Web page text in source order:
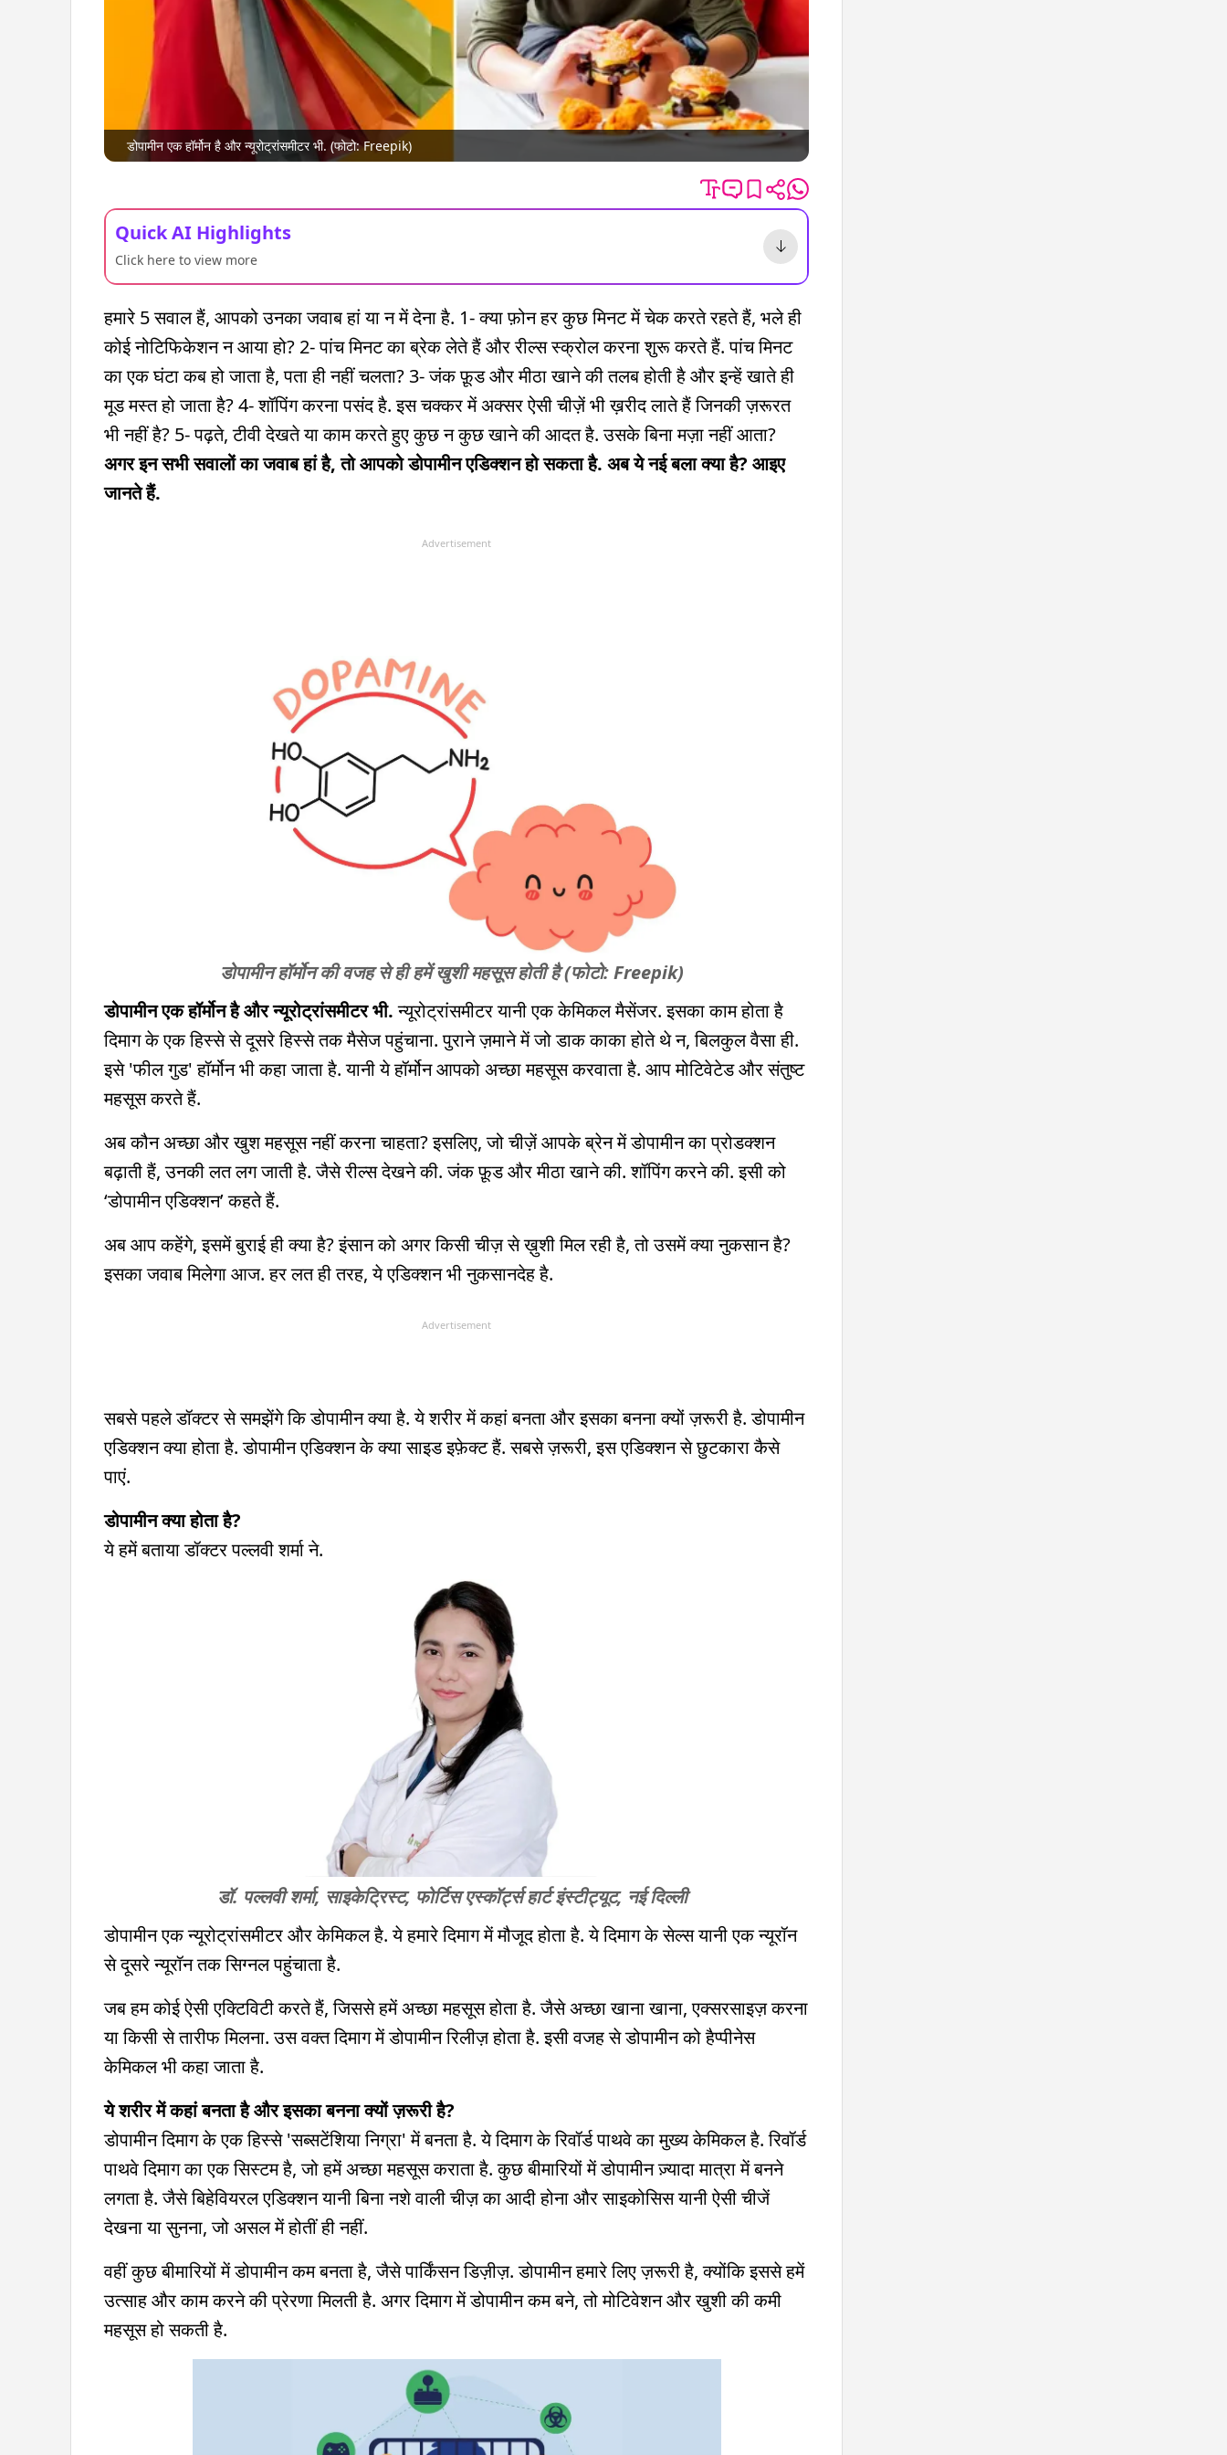
डोपामीन एक हॉर्मोन है और न्यूरोट्रांसमीटर भी. (फोटो: Freepik)
Quick AI Highlights
Click here to view more
हमारे 5 सवाल हैं, आपको उनका जवाब हां या न में देना है. 1- क्या फ़ोन हर कुछ मिनट में चेक करते रहते हैं, भले ही
कोई नोटिफिकेशन न आया हो? 2- पांच मिनट का ब्रेक लेते हैं और रील्स स्क्रोल करना शुरू करते हैं. पांच मिनट
का एक घंटा कब हो जाता है, पता ही नहीं चलता? 3- जंक फ़ूड और मीठा खाने की तलब होती है और इन्हें खाते ही
मूड मस्त हो जाता है? 4- शॉपिंग करना पसंद है. इस चक्कर में अक्सर ऐसी चीज़ें भी ख़रीद लाते हैं जिनकी ज़रूरत
भी नहीं है? 5- पढ़ते, टीवी देखते या काम करते हुए कुछ न कुछ खाने की आदत है. उसके बिना मज़ा नहीं आता?
अगर इन सभी सवालों का जवाब हां है, तो आपको डोपामीन एडिक्शन हो सकता है. अब ये नई बला क्या है? आइए
जानते हैं.
Advertisement
डोपामीन हॉर्मोन की वजह से ही हमें खुशी महसूस होती है (फोटो: Freepik)
डोपामीन एक हॉर्मोन है और न्यूरोट्रांसमीटर भी.न्यूरोट्रांसमीटर यानी एक केमिकल मैसेंजर. इसका काम होता है
दिमाग के एक हिस्से से दूसरे हिस्से तक मैसेज पहुंचाना. पुराने ज़माने में जो डाक काका होते थे न, बिलकुल वैसा ही.
इसे 'फील गुड' हॉर्मोन भी कहा जाता है. यानी ये हॉर्मोन आपको अच्छा महसूस करवाता है. आप मोटिवेटेड और संतुष्ट
महसूस करते हैं.
अब कौन अच्छा और खुश महसूस नहीं करना चाहता? इसलिए, जो चीज़ें आपके ब्रेन में डोपामीन का प्रोडक्शन
बढ़ाती हैं, उनकी लत लग जाती है. जैसे रील्स देखने की. जंक फ़ूड और मीठा खाने की. शॉपिंग करने की. इसी को
‘डोपामीन एडिक्शन’ कहते हैं.
अब आप कहेंगे, इसमें बुराई ही क्या है? इंसान को अगर किसी चीज़ से ख़ुशी मिल रही है, तो उसमें क्या नुकसान है?
इसका जवाब मिलेगा आज. हर लत ही तरह, ये एडिक्शन भी नुकसानदेह है.
Advertisement
सबसे पहले डॉक्टर से समझेंगे कि डोपामीन क्या है. ये शरीर में कहां बनता और इसका बनना क्यों ज़रूरी है. डोपामीन
एडिक्शन क्या होता है. डोपामीन एडिक्शन के क्या साइड इफ़ेक्ट हैं. सबसे ज़रूरी, इस एडिक्शन से छुटकारा कैसे
पाएं.
डोपामीन क्या होता है?
ये हमें बताया डॉक्टर पल्लवी शर्मा ने.
डॉ. पल्लवी शर्मा, साइकेट्रिस्ट, फोर्टिस एस्कॉर्ट्स हार्ट इंस्टीट्यूट, नई दिल्ली
डोपामीन एक न्यूरोट्रांसमीटर और केमिकल है. ये हमारे दिमाग में मौजूद होता है. ये दिमाग के सेल्स यानी एक न्यूरॉन
से दूसरे न्यूरॉन तक सिग्नल पहुंचाता है.
जब हम कोई ऐसी एक्टिविटी करते हैं, जिससे हमें अच्छा महसूस होता है. जैसे अच्छा खाना खाना, एक्सरसाइज़ करना
या किसी से तारीफ मिलना. उस वक्त दिमाग में डोपामीन रिलीज़ होता है. इसी वजह से डोपामीन को हैप्पीनेस
केमिकल भी कहा जाता है.
ये शरीर में कहां बनता है और इसका बनना क्यों ज़रूरी है?
डोपामीन दिमाग के एक हिस्से 'सब्सटेंशिया निग्रा' में बनता है. ये दिमाग के रिवॉर्ड पाथवे का मुख्य केमिकल है. रिवॉर्ड
पाथवे दिमाग का एक सिस्टम है, जो हमें अच्छा महसूस कराता है. कुछ बीमारियों में डोपामीन ज़्यादा मात्रा में बनने
लगता है. जैसे बिहेवियरल एडिक्शन यानी बिना नशे वाली चीज़ का आदी होना और साइकोसिस यानी ऐसी चीजें
देखना या सुनना, जो असल में होतीं ही नहीं.
वहीं कुछ बीमारियों में डोपामीन कम बनता है, जैसे पार्किंसन डिज़ीज़. डोपामीन हमारे लिए ज़रूरी है, क्योंकि इससे हमें
उत्साह और काम करने की प्रेरणा मिलती है. अगर दिमाग में डोपामीन कम बने, तो मोटिवेशन और खुशी की कमी
महसूस हो सकती है.